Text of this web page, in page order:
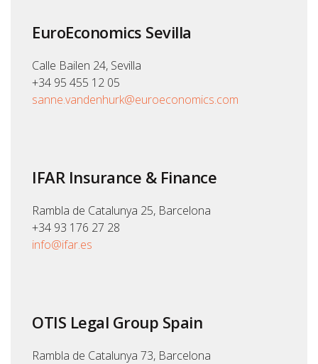
EuroEconomics Sevilla
Calle Bailen 24, Sevilla
+34 95 455 12 05
sanne.vandenhurk@euroeconomics.com
IFAR Insurance & Finance
Rambla de Catalunya 25, Barcelona
+34 93 176 27 28
info@ifar.es
OTIS Legal Group Spain
Rambla de Catalunya 73, Barcelona